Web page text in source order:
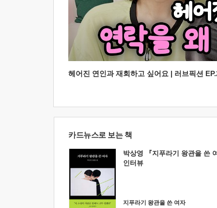
헤어진 연인과 재회하고 싶어요 | 러브픽션
카드뉴스로 보는 책
박상영 『지푸라기 왕관을 쓴
인터뷰
지푸라기 왕관을 쓴 여자